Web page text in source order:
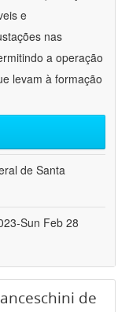
e
nas
a operação
levam à formação
de Santa
Sun Feb 28
de